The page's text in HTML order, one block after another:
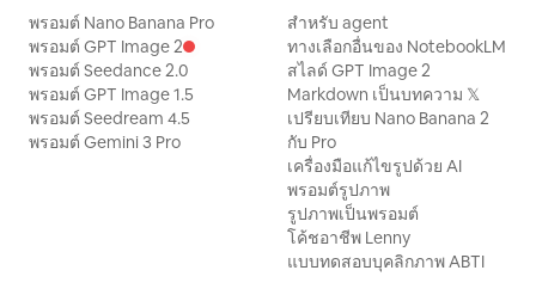
พรอมต์ Nano Banana Pro
พรอมต์ GPT Image 2
พรอมต์ Seedance 2.0
พรอมต์ GPT Image 1.5
พรอมต์ Seedream 4.5
พรอมต์ Gemini 3 Pro
สำหรับ agent
ทางเลือกอื่นของ NotebookLM
สไลด์ GPT Image 2
Markdown เป็นบทความ 𝕏
เปรียบเทียบ Nano Banana 2
กับ Pro
เครื่องมือแก้ไขรูปด้วย AI
พรอมต์รูปภาพ
รูปภาพเป็นพรอมต์
โค้ชอาชีพ Lenny
แบบทดสอบบุคลิกภาพ ABTI